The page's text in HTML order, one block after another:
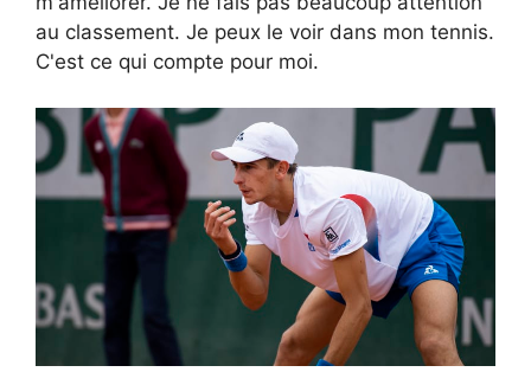
au classement. Je peux le voir dans mon tennis.
C'est ce qui compte pour moi.